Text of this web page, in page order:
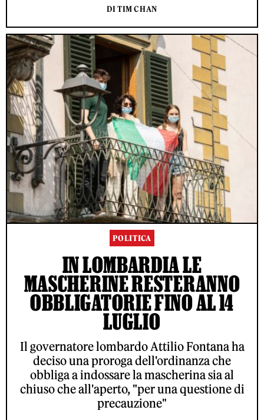
DI TIM CHAN
POLITICA
IN LOMBARDIA LE
MASCHERINE RESTERANNO
OBBLIGATORIE FINO AL 14
LUGLIO
Il governatore lombardo Attilio Fontana ha
deciso una proroga dell'ordinanza che
obbliga a indossare la mascherina sia al
chiuso che all'aperto, "per una questione di
precauzione"